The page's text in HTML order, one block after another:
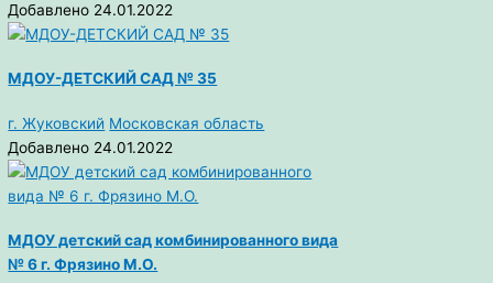
Добавлено 24.01.2022
МДОУ-ДЕТСКИЙ САД № 35
г. Жуковский Московская область
Добавлено 24.01.2022
МДОУ детский сад комбинированного вида
№ 6 г. Фрязино М.О.